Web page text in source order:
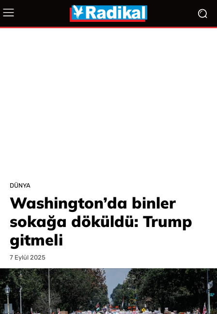
DÜNYA
Washington’da binler
sokağa döküldü: Trump
gitmeli
7 Eylül 2025